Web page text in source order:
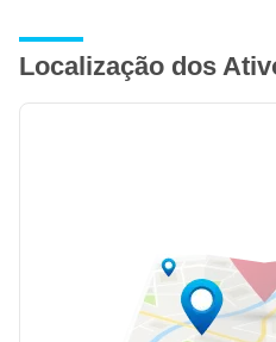
Localização dos